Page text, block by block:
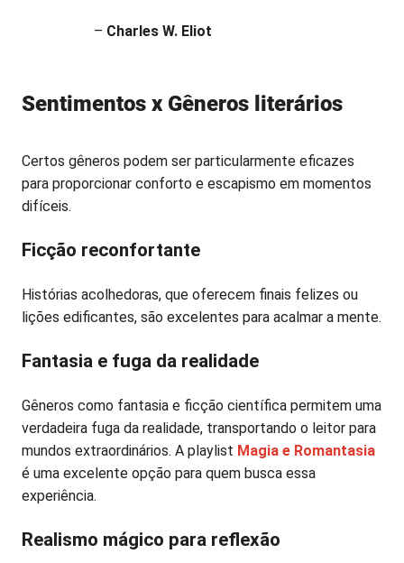
– Charles W. Eliot
Sentimentos x Gêneros literários
Certos gêneros podem ser particularmente eficazes
para proporcionar conforto e escapismo em momentos
difíceis.
Ficção reconfortante
Histórias acolhedoras, que oferecem finais felizes ou
lições edificantes, são excelentes para acalmar a mente.
Fantasia e fuga da realidade
Gêneros como fantasia e ficção científica permitem uma
verdadeira fuga da realidade, transportando o leitor para
mundos extraordinários. A playlist Magia e Romantasia
é uma excelente opção para quem busca essa
experiência.
Realismo mágico para reflexão